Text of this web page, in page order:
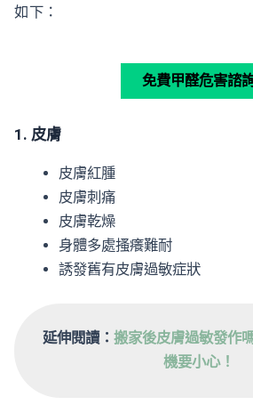
如下：
免費甲醛危害諮
1. 皮膚
皮膚紅腫
皮膚刺痛
皮膚乾燥
身體多處搔癢難耐
誘發舊有皮膚過敏症狀
延伸閱讀： 搬家後皮膚過敏發作
機要小心！